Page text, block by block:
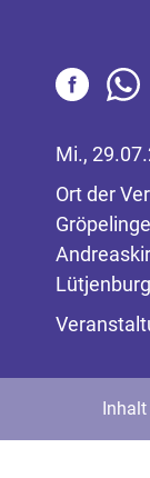
Mi.,
Ort der
Inhalt